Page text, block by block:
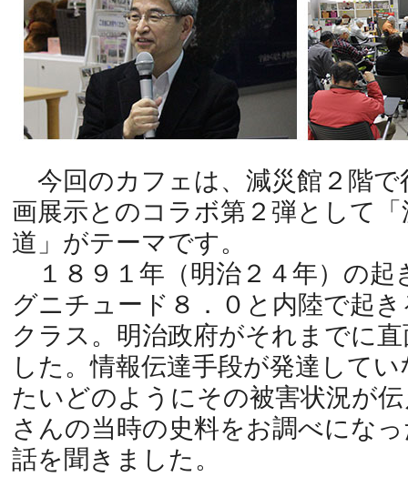
今回のカフェは、減災館２階で
画展示とのコラボ第２弾として
道」がテーマです。
１８９１年（明治２４年）の起
グニチュード８．０と内陸で起
クラス。明治政府がそれまでに
した。情報伝達手段が発達して
たいどのようにその被害状況が
さんの当時の史料をお調べにな
話を聞きました。